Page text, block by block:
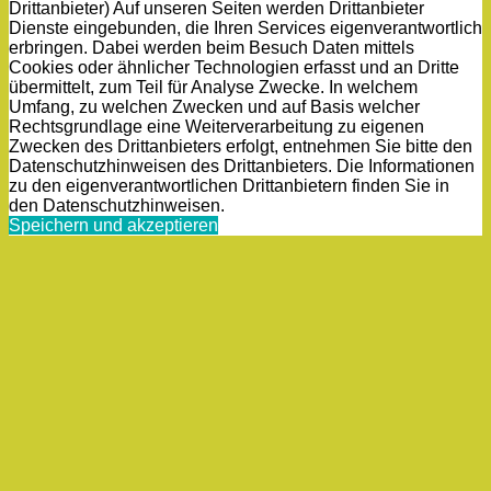
Drittanbieter) Auf unseren Seiten werden Drittanbieter
Dienste eingebunden, die Ihren Services eigenverantwortlich
erbringen. Dabei werden beim Besuch Daten mittels
Cookies oder ähnlicher Technologien erfasst und an Dritte
übermittelt, zum Teil für Analyse Zwecke. In welchem
Umfang, zu welchen Zwecken und auf Basis welcher
Rechtsgrundlage eine Weiterverarbeitung zu eigenen
Zwecken des Drittanbieters erfolgt, entnehmen Sie bitte den
Datenschutzhinweisen des Drittanbieters. Die Informationen
zu den eigenverantwortlichen Drittanbietern finden Sie in
den Datenschutzhinweisen.
Speichern und akzeptieren